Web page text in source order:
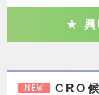
興
NEW CRO